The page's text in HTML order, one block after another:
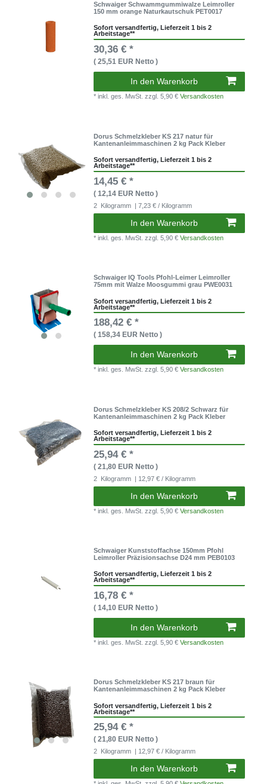
Schwaiger Schwammgummiwalze Leimroller
150 mm orange Naturkautschuk PET0017
Sofort versandfertig, Lieferzeit 1 bis 2
Arbeitstage**
30,36 € *
( 25,51 EUR Netto )
In den Warenkorb
* inkl. ges. MwSt.zzgl. 5,90 €Versandkosten
Dorus Schmelzkleber KS 217 natur für
Kantenanleimmaschinen 2 kg Pack Kleber
Sofort versandfertig, Lieferzeit 1 bis 2
Arbeitstage**
14,45 € *
( 12,14 EUR Netto )
2 Kilogramm | 7,23 € / Kilogramm
In den Warenkorb
* inkl. ges. MwSt.zzgl. 5,90 €Versandkosten
Schwaiger IQ Tools Pfohl-Leimer Leimroller
75mm mit Walze Moosgummi grau PWE0031
Sofort versandfertig, Lieferzeit 1 bis 2
Arbeitstage**
188,42 € *
( 158,34 EUR Netto )
In den Warenkorb
* inkl. ges. MwSt.zzgl. 5,90 €Versandkosten
Dorus Schmelzkleber KS 208/2 Schwarz für
Kantenanleimmaschinen 2 kg Pack Kleber
Sofort versandfertig, Lieferzeit 1 bis 2
Arbeitstage**
25,94 € *
( 21,80 EUR Netto )
2 Kilogramm | 12,97 € / Kilogramm
In den Warenkorb
* inkl. ges. MwSt.zzgl. 5,90 €Versandkosten
Schwaiger Kunststoffachse 150mm Pfohl
Leimroller Präzisionsachse D24 mm PEB0103
Sofort versandfertig, Lieferzeit 1 bis 2
Arbeitstage**
16,78 € *
( 14,10 EUR Netto )
In den Warenkorb
* inkl. ges. MwSt.zzgl. 5,90 €Versandkosten
Dorus Schmelzkleber KS 217 braun für
Kantenanleimmaschinen 2 kg Pack Kleber
Sofort versandfertig, Lieferzeit 1 bis 2
Arbeitstage**
25,94 € *
( 21,80 EUR Netto )
2 Kilogramm | 12,97 € / Kilogramm
In den Warenkorb